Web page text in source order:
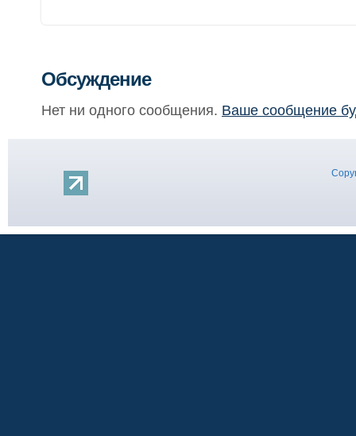
Обсуждение
Нет ни одного сообщения. Ваше сообщение